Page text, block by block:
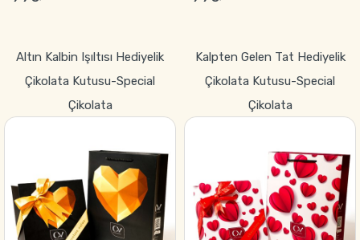
Altın Kalbin Işıltısı Hediyelik
Çikolata Kutusu-Special
Çikolata
Kalpten Gelen Tat Hediyelik
Çikolata Kutusu-Special
Çikolata